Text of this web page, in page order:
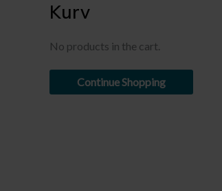
Kurv
No products in the cart.
Continue Shopping